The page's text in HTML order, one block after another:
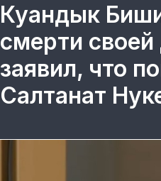
Куандык
смерти
заявил, что
Салтанат